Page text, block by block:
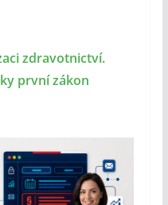
zdravotnictví.
první zákon